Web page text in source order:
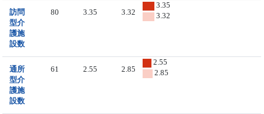
訪問
型介
護施
設数
80 3.35 3.32
3.35
3.32
通所
型介
護施
設数
61 2.55 2.85
2.55
2.85